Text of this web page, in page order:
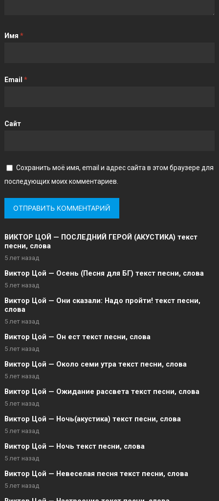
Имя *
Email *
Сайт
Сохранить моё имя, email и адрес сайта в этом браузере для
последующих моих комментариев.
ВИКТОР ЦОЙ — ПОСЛЕДНИЙ ГЕРОЙ (АКУСТИКА) текст
песни, слова
5 лет назад
Виктор Цой — Осень (Песня для БГ) текст песни, слова
5 лет назад
Виктор Цой — Они сказали: Надо пройти! текст песни,
слова
5 лет назад
Виктор Цой — Он ест текст песни, слова
5 лет назад
Виктор Цой — Около семи утра текст песни, слова
5 лет назад
Виктор Цой — Ожидание рассвета текст песни, слова
5 лет назад
Виктор Цой — Ночь(акустика) текст песни, слова
5 лет назад
Виктор Цой — Ночь текст песни, слова
5 лет назад
Виктор Цой — Невеселая песня текст песни, слова
5 лет назад